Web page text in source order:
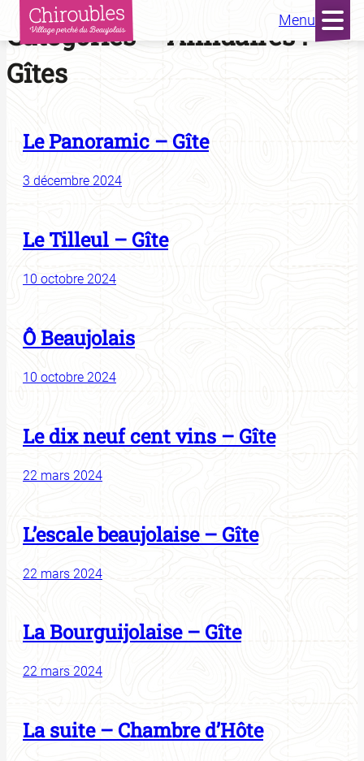
Aller
au
contenu
Menu
Catégories – Annuaires :
Gîtes
Le Panoramic – Gîte
3 décembre 2024
Le Tilleul – Gîte
10 octobre 2024
Ô Beaujolais
10 octobre 2024
Le dix neuf cent vins – Gîte
22 mars 2024
L’escale beaujolaise – Gîte
22 mars 2024
La Bourguijolaise – Gîte
22 mars 2024
La suite – Chambre d’Hôte